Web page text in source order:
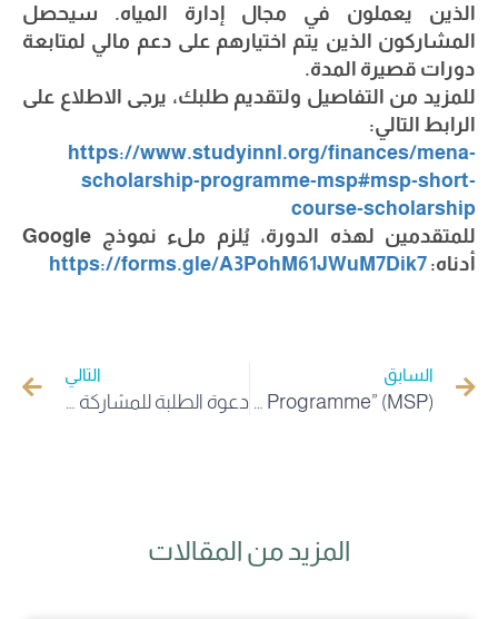
الذين يعملون في مجال إدارة المياه. سيحصل
المشاركون الذين يتم اختيارهم على دعم مالي لمتابعة
دورات قصيرة المدة.
للمزيد من التفاصيل ولتقديم طلبك، يرجى الاطلاع على
الرابط التالي:
https://www.studyinnl.org/finances/mena-
scholarship-programme-msp#msp-short-
course-scholarship
للمتقدمين لهذه الدورة، يُلزم ملء نموذج Google
أدناه:
https://forms.gle/A3PohM61JWuM7Dik7
السابق التالي
المزيد من المقالات